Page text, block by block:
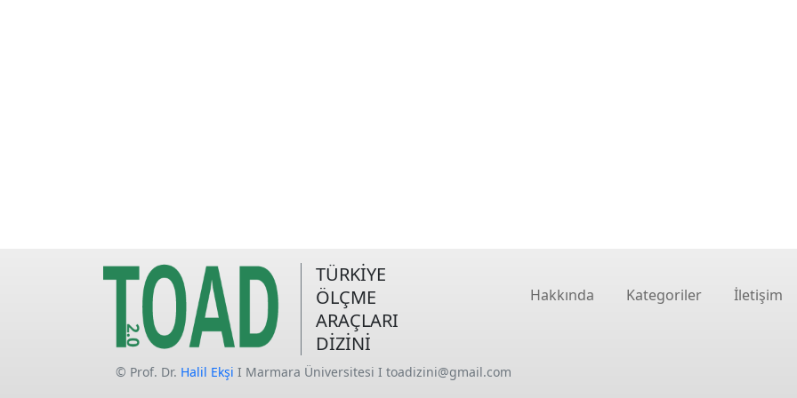
TÜRKİYE
ÖLÇME
ARAÇLARI
DİZİNİ
Hakkında Kategoriler İletişim
© Prof. Dr. Halil Ekşi I Marmara Üniversitesi I toadizini@gmail.com